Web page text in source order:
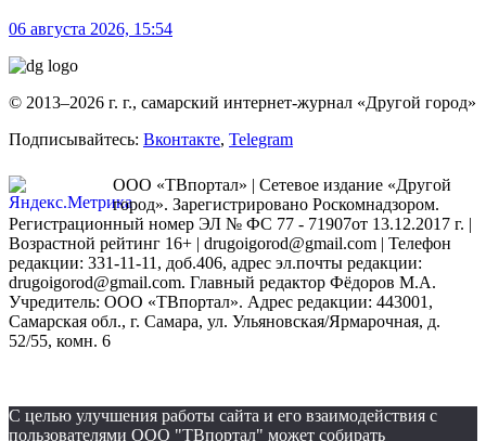
06 августа 2026, 15:54
© 2013–2026 г. г., самарский интернет-журнал «Другой город»
Подписывайтесь: Вконтакте, Telegram
ООО «ТВпортал» | Сетевое издание «Другой
город». Зарегистрировано Роскомнадзором.
Регистрационный номер ЭЛ № ФС 77 - 71907от 13.12.2017 г. |
Возрастной рейтинг 16+ | drugoigorod@gmail.com | Телефон
редакции: 331-11-11, доб.406, адрес эл.почты редакции:
drugoigorod@gmail.com. Главный редактор Фёдоров М.А.
Учредитель: ООО «ТВпортал». Адрес редакции: 443001,
Самарская обл., г. Самара, ул. Ульяновская/Ярмарочная, д.
52/55, комн. 6
С целью улучшения работы сайта и его взаимодействия с
пользователями ООО "ТВпортал" может собирать